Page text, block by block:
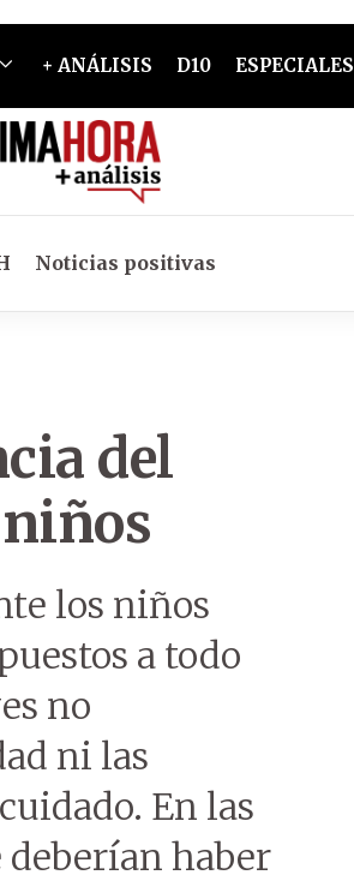
+ ANÁLISIS D10 ESPECIALES
Noticias positivas
del
los niños
a todo
no
ni las
En las
deberían haber